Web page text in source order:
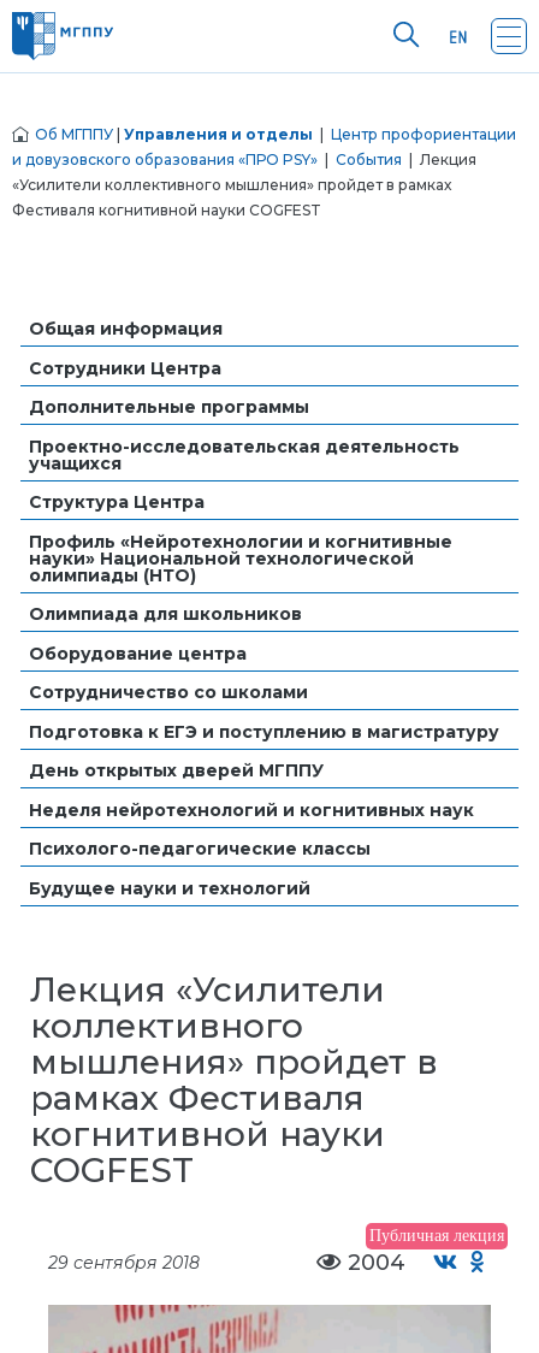
Об МГППУ Управления и отделы
Центр профориентации
и довузовского образования «ПРО PSY»
События | Лекция
«Усилители коллективного мышления» пройдет в рамках
Фестиваля когнитивной науки COGFEST
Общая информация
Сотрудники Центра
Дополнительные программы
Проектно-исследовательская деятельность
учащихся
Структура Центра
Профиль «Нейротехнологии и когнитивные
науки» Национальной технологической
олимпиады (НТО)
Олимпиада для школьников
Оборудование центра
Сотрудничество со школами
Подготовка к ЕГЭ и поступлению в магистратуру
День открытых дверей МГППУ
Неделя нейротехнологий и когнитивных наук
Психолого-педагогические классы
Будущее науки и технологий
Лекция «Усилители
коллективного
мышления» пройдет в
рамках Фестиваля
когнитивной науки
COGFEST
Публичная лекция
29 сентября 2018 2004